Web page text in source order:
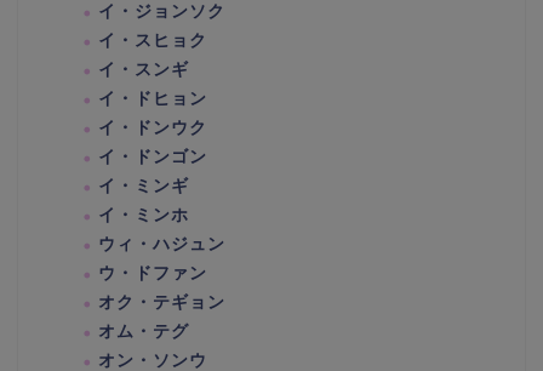
イ・ジョンソク
イ・スヒョク
イ・スンギ
イ・ドヒョン
イ・ドンウク
イ・ドンゴン
イ・ミンギ
イ・ミンホ
ウィ・ハジュン
ウ・ドファン
オク・テギョン
オム・テグ
オン・ソンウ